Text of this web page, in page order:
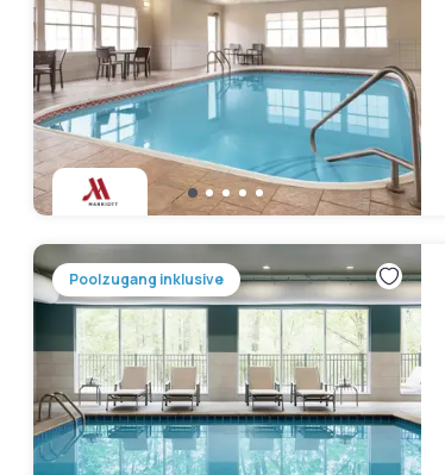
Poolzugang inklusive